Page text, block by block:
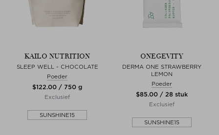
KAILO NUTRITION
SLEEP WELL - CHOCOLATE
Poeder
$‌122.00 / 750 g
Exclusief
SUNSHINE15
ONEGEVITY
DERMA ONE STRAWBERRY
LEMON
Poeder
$‌85.00 / 28 stuk
Exclusief
SUNSHINE15